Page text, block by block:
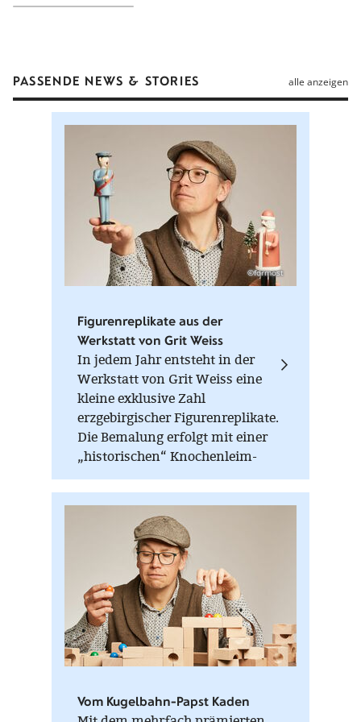
Herstellungsort Bad Kösen, Deutschland
Spiel gut
Handwäsche 30°, mit dem CE Zeichen
gekennzeichnet entspricht der europäischen
Sicherheitsnorm EN 71
PASSENDE NEWS & STORIES alle anzeigen
©formost
Figurenreplikate aus der
Werkstatt von Grit Weiss
In jedem Jahr entsteht in der
Werkstatt von Grit Weiss eine
kleine exklusive Zahl
erzgebirgischer Figurenreplikate.
Die Bemalung erfolgt mit einer
„historischen“ Knochenleim-
Kreide-Farbe, die nur im warmen
Zustand (Wasserbad) verarbeitet
werden kann. Auf der Unterseite
jeder Figur sind die
Einzelstücknummer, die
Auflagenhöhe und das
Herstellungsjahr vermerkt.
Vom Kugelbahn-Papst Kaden